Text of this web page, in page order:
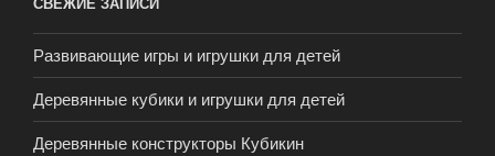
Развивающие игры и игрушки для детей
Деревянные кубики и игрушки для детей
Деревянные конструкторы Кубикин